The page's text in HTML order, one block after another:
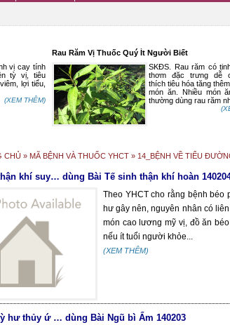
vị cay tính
tỳ vị, tiêu
lợi tiểu,
(XEM THÊM)
Rau Răm Vị Thuốc Quý Ít Người Biết
SKĐS. Rau răm có
thơm đặc trưng dễ
thích tiêu hóa tăng
món ăn. Nhiều món
thường dùng rau răm
CHỦ » MÃ BỆNH VÀ THUỐC YHCT » 14_BỆNH VỀ TIỂU
khí suy… dùng Bài Tế sinh thận khí hoàn
Theo YHCT cho rằng bệnh béo
hư gây nên, nguyên nhân có
món cao lương mỹ vị, đồ ăn
nếu ít tuổi người khỏe...
(XEM THÊM)
hư thủy ứ … dùng Bài Ngũ bì Ẩm 140203